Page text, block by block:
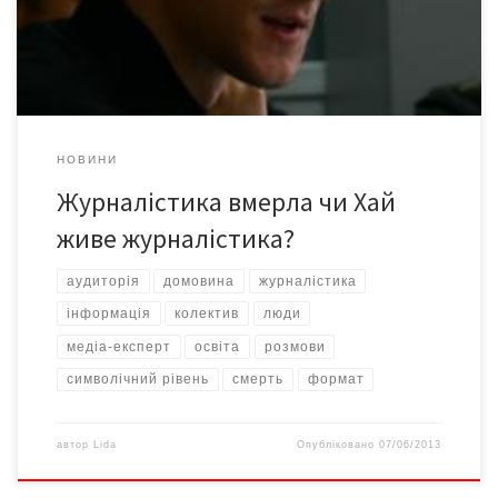
може, такі «експерти» просто надто далекі від народу? До
вашої уваги – думка тих, хто працює з […]
НОВИНИ
Журналістика вмерла чи Хай
живе журналістика?
аудиторія домовина журналістика
інформація колектив люди
медіа-експерт освіта розмови
символічний рівень смерть формат
автор Lida Опубліковано07/06/2013